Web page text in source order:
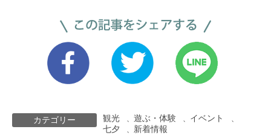
カテゴリー 観光 、遊ぶ・体験 、 イベント 、
七夕 、 新着情報